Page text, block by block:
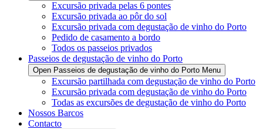
Excursão privada pelas 6 pontes
Excursão privada ao pôr do sol
Excursão privada com degustação de vinho do Porto
Pedido de casamento a bordo
Todos os passeios privados
Passeios de degustação de vinho do Porto
Open Passeios de degustação de vinho do Porto Menu
Excursão partilhada com degustação de vinho do Porto
Excursão privada com degustação de vinho do Porto
Todas as excursões de degustação de vinho do Porto
Nossos Barcos
Contacto